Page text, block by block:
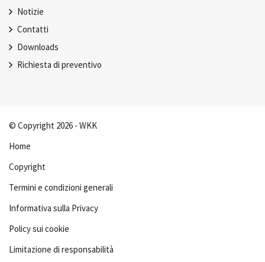
Notizie
Contatti
Downloads
Richiesta di preventivo
© Copyright 2026 - WKK
Home
Copyright
Termini e condizioni generali
Informativa sulla Privacy
Policy sui cookie
Limitazione di responsabilità